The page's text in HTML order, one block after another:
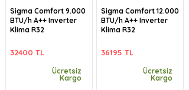
Sigma Comfort 9.000
BTU/h A++ Inverter
Klima R32
32400 TL
Ücretsiz
Kargo
Sigma Comfort 12.000
BTU/h A++ Inverter
Klima R32
36195 TL
Ücretsiz
Kargo